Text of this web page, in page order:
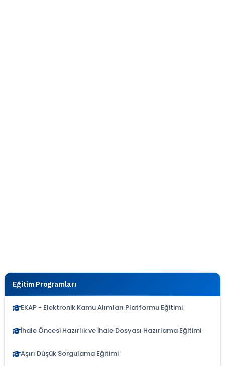
Eğitim Programları
EKAP - Elektronik Kamu Alımları Platformu Eğitimi
İhale Öncesi Hazırlık ve İhale Dosyası Hazırlama Eğitimi
Aşırı Düşük Sorgulama Eğitimi